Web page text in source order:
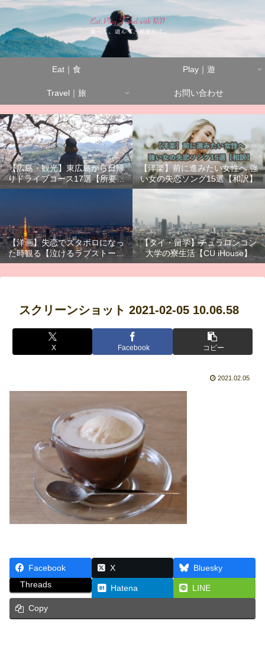
Eat｜食 Play｜遊
Travel｜旅 お問い合わせ
【広島・観光】東広島から日帰
りドライブコース17選【所要時
間別】
【洋楽】前に進みたい女性へ 強
い女の失恋ソング15選【和訳】
【洋画】失恋でズタボロになっ
た時観る【泣けるラブストーリ
ーまとめ】
【タイ・留学】チュラロンコン
大学の寮生活【CU iHouse】
スクリーンショット 2021-02-05 10.06.58
X Facebook コピー
2021.02.05
Facebook X
Bluesky
Threads
Hatena LINE
Copy